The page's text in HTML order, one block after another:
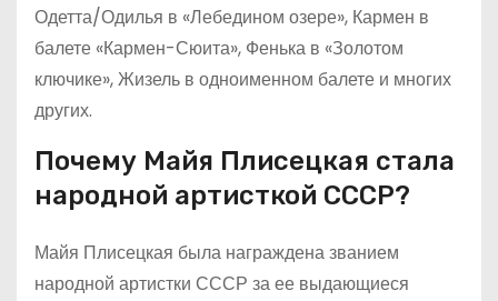
Одетта/Одилья в «Лебедином озере», Кармен в
балете «Кармен-Сюита», Фенька в «Золотом
ключике», Жизель в одноименном балете и многих
других.
Почему Майя Плисецкая стала
народной артисткой СССР?
Майя Плисецкая была награждена званием
народной артистки СССР за ее выдающиеся